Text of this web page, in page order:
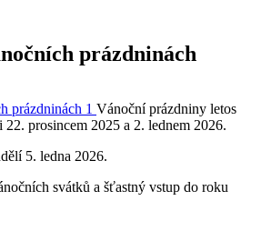
prázdninách
Vánoční prázdniny letos
prosincem 2025 a 2. lednem 2026.
5. ledna 2026.
svátků a šťastný vstup do roku